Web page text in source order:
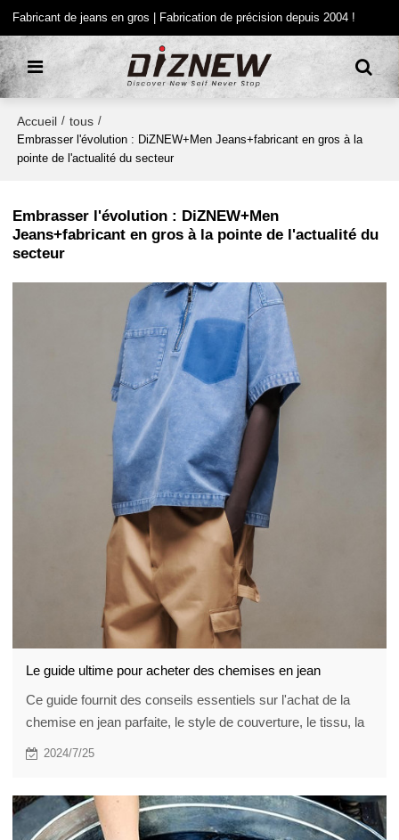
Fabricant de jeans en gros | Fabrication de précision depuis 2004 !
Accueil / tous /
Embrasser l'évolution : DiZNEW+Men Jeans+fabricant en gros à la
pointe de l'actualité du secteur
Embrasser l'évolution : DiZNEW+Men
Jeans+fabricant en gros à la pointe de l'actualité du
secteur
Le guide ultime pour acheter des chemises en jean
Ce guide fournit des conseils essentiels sur l'achat de la
chemise en jean parfaite, le style de couverture, le tissu, la
coupe, les détails, le lavage, la polyvalence, l'entretien et les
votre garde-robe.
2024/7/25